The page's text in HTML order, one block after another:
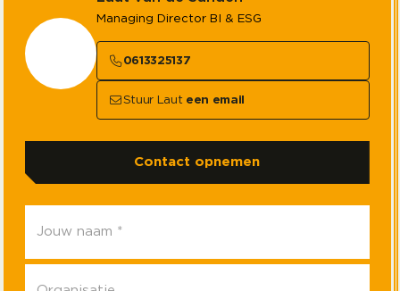
Managing Director BI & ESG
0613325137
Stuur Laut een email
Contact opnemen